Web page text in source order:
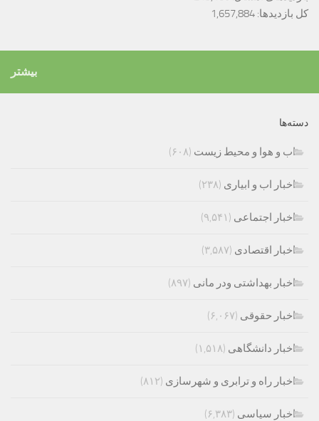
کل بازدیدها: 1,657,884
بیشتر
دسته‌ها
اب و هوا و محیط زیست (۶۰۸)
اخبار اب و ابیاری (۲۳۸)
اخبار اجتماعی (۹,۵۴۱)
اخبار اقتصادی (۳,۵۸۷)
اخبار بهداشتی ودر مانی (۸۹۷)
اخبار حقوقی (۶,۰۶۷)
اخبار دانشگاهی (۱,۵۱۸)
اخبار راه و ترابری و شهرسازی (۸۱۲)
اخبار سیاسی (۶,۳۸۳)